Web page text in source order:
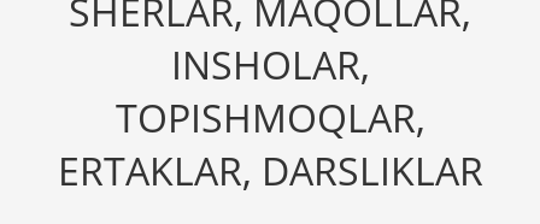
SHERLAR, MAQOLLAR,
INSHOLAR,
TOPISHMOQLAR,
ERTAKLAR, DARSLIKLAR